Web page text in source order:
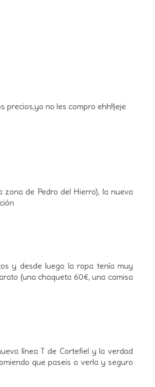
precios,yo no les compro ehh!!jeje
de Pedro del Hierro), la nueva
y desde luego la ropa tenía muy
(una chaqueta 60€, una camisa
línea T de Cortefiel y la verdad
que paseis a verla y seguro